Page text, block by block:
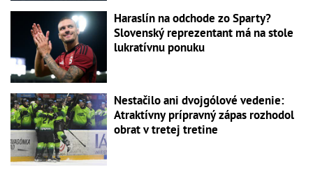
Haraslín na odchode zo Sparty?
Slovenský reprezentant má na stole
lukratívnu ponuku
Nestačilo ani dvojgólové vedenie:
Atraktívny prípravný zápas rozhodol
obrat v tretej tretine